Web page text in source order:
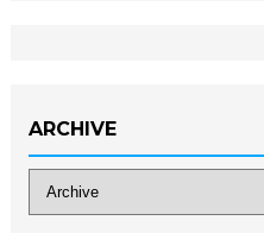
ARCHIVE